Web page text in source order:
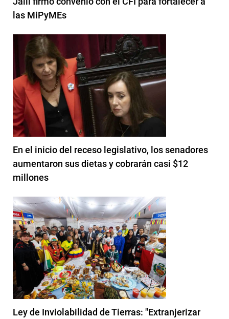
las MiPyMEs
En el inicio del receso legislativo, los senadores
aumentaron sus dietas y cobrarán casi $12
millones
Ley de Inviolabilidad de Tierras: "Extranjerizar